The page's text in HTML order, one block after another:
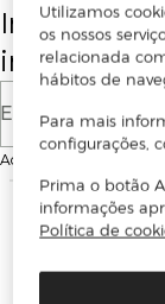
Insira o seu
iniciar
E-mail
Ao continuar, aceitas as
Utilizamos
os nossos
relacionada
hábitos de
Para mais
configurações,
Prima o botão
informações
Política de